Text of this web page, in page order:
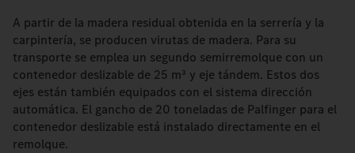
A partir de la madera residual obtenida en la serrería y la
carpintería, se producen virutas de madera. Para su
transporte se emplea un segundo semirremolque con un
contenedor deslizable de 25 m³ y eje tándem. Estos dos
ejes están también equipados con el sistema dirección
automática. El gancho de 20 toneladas de Palfinger para el
contenedor deslizable está instalado directamente en el
remolque.